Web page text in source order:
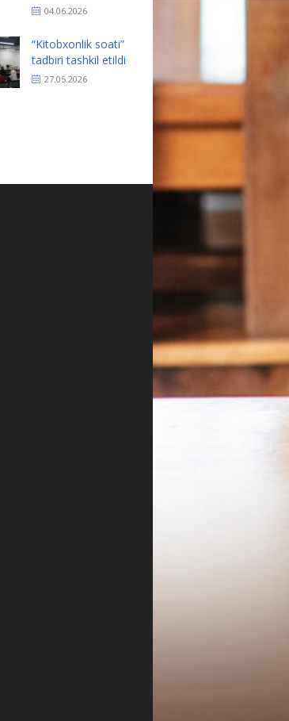
04.06.2026
“Kitobxonlik soati”
tadbiri tashkil etildi
27.05.2026